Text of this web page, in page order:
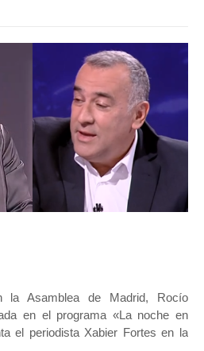
la Asamblea de Madrid, Rocío
en el programa «La noche en
el periodista Xabier Fortes en la